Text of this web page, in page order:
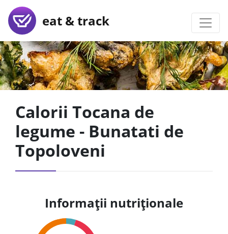
eat & track
Calorii Tocana de
legume - Bunatati de
Topoloveni
Informații nutriționale